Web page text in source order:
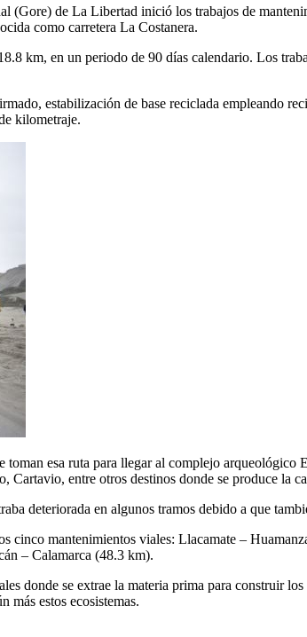
(Gore) de La Libertad inició los trabajos de
como carretera La Costanera.
km, en un periodo de 90 días calendario. Los
estabilización de base reciclada empleando
kilometraje.
esa ruta para llegar al complejo arqueológico
entre otros destinos donde se produce la
deteriorada en algunos tramos debido a que
cinco mantenimientos viales: Llacamate –
– Calamarca (48.3 km).
donde se extrae la materia prima para construir
más estos ecosistemas.